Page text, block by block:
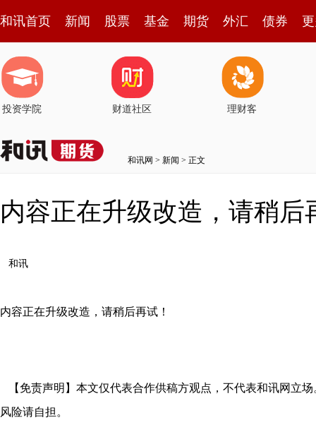
和讯首页 新闻 股票 基金 期货 外汇 债券
投资学院 财道社区 理财客
和讯网 > 新闻 > 正文
内容正在升级改造，请稍后
和讯
内容正在升级改造，请稍后再试！
【免责声明】本文仅代表合作供稿方观点，不代表和讯网立
风险请自担。